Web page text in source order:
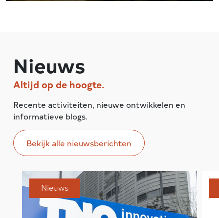
Nieuws
Altijd op de hoogte.
Recente activiteiten, nieuwe ontwikkelen en
informatieve blogs.
Bekijk alle nieuwsberichten
Nieuws